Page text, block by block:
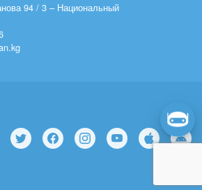
94 / 3 – Национальный